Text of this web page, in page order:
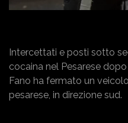
Intercettati e posti sotto
cocaina nel Pesarese
Fano ha fermato un
pesarese, in direzione sud.